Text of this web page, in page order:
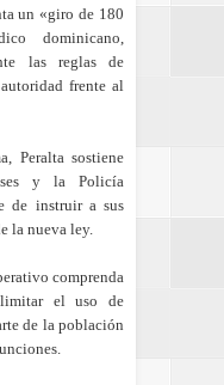
un «giro de 180
dominicano,
las reglas de
frente al
Peralta sostiene
y la Policía
de instruir a sus
la nueva ley.
comprenda
el uso de
de la población